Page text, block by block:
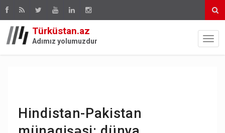
Türküstan.az
Adımız yolumuzdur
Hindistan-Pakistan